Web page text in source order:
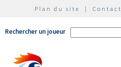
Plan du site | Contact
Rechercher un joueur